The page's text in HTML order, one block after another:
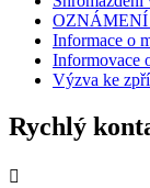
OZNÁMENÍ
Informace o
Informovace
Výzva ke
Rychlý
